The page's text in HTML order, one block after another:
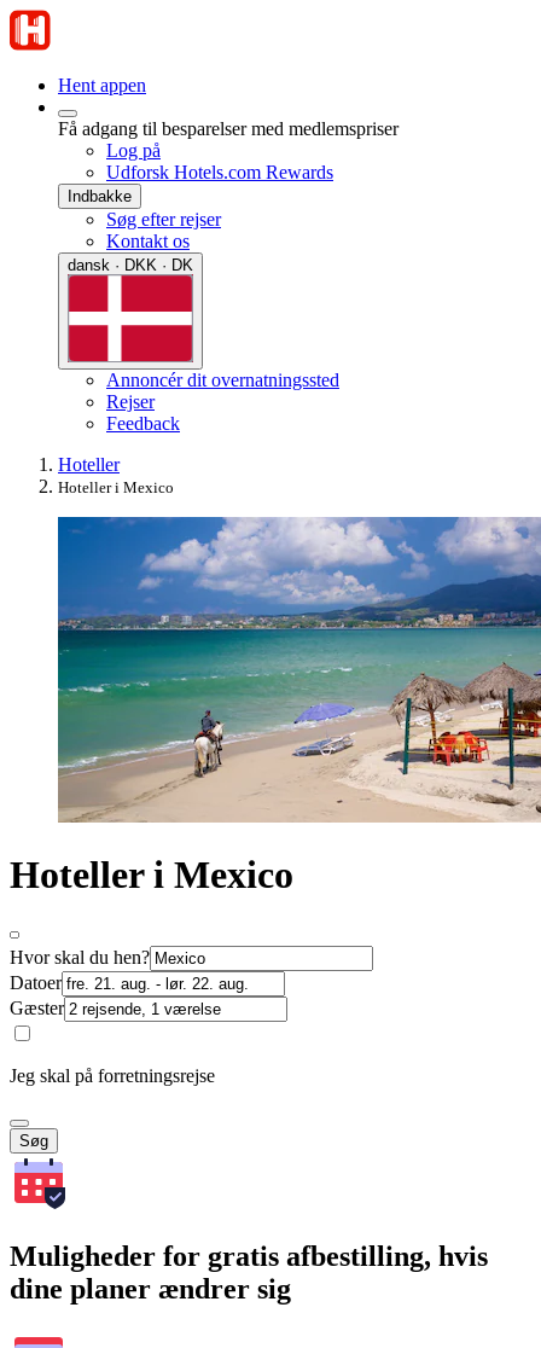
Hent appen
Få adgang til besparelser med medlemspriser
Log på
Udforsk Hotels.com Rewards
Indbakke
Søg efter rejser
Kontakt os
dansk · DKK · DK
Annoncér dit overnatningssted
Rejser
Feedback
Hoteller
Hoteller i Mexico
Hoteller i Mexico
Hvor skal du hen?
Datoer
Gæster
Jeg skal på forretningsrejse
Søg
Muligheder for gratis afbestilling, hvis
dine planer ændrer sig